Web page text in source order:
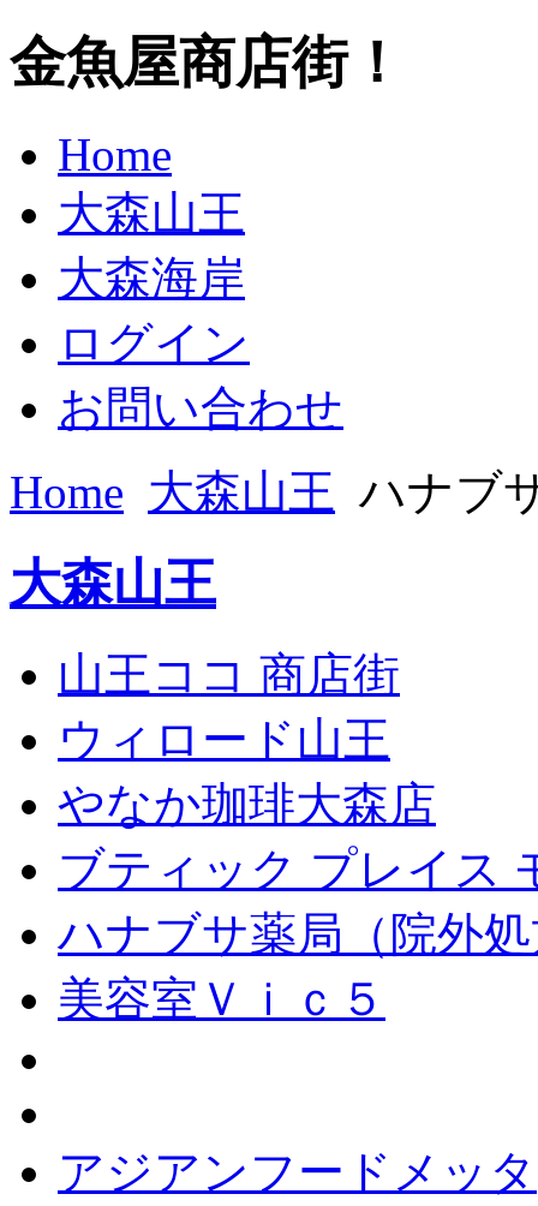
金魚屋商店街！
Home
大森山王
大森海岸
ログイン
お問い合わせ
Home 大森山王 ハナブ
大森山王
山王ココ 商店街
ウィロード山王
やなか珈琲大森店
ブティック プレイス
ハナブサ薬局（院外
美容室Ｖｉｃ５
アジアンフードメッタ